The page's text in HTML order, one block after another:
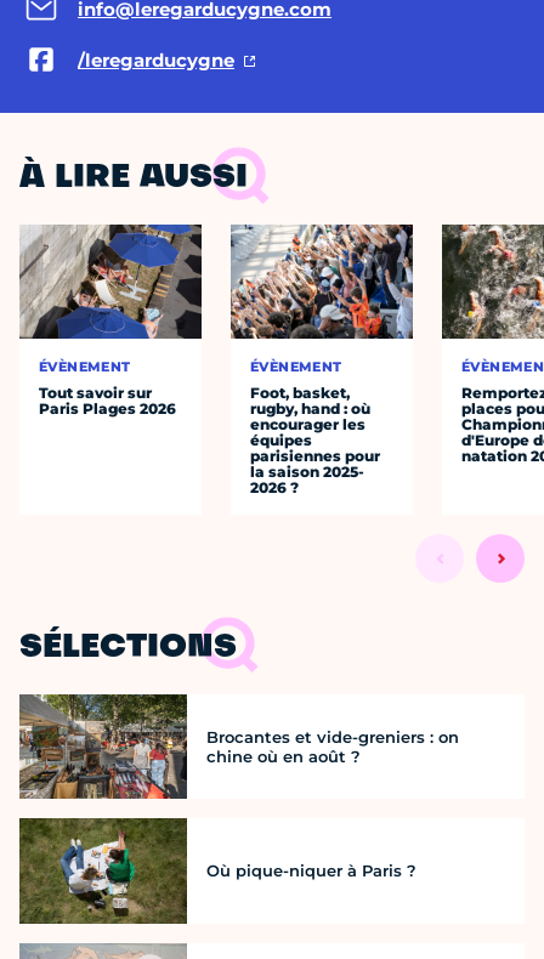
info@leregarducygne.com
/leregarducygne
À LIRE AUSSI
ÉVÈNEMENT
Tout savoir sur
Paris Plages 2026
ÉVÈNEMENT
Foot, basket,
rugby, hand : où
encourager les
équipes
parisiennes pour
la saison 2025-
2026 ?
places
d'Europe
natation
SÉLECTIONS
Brocantes et vide-greniers : on
chine où en août ?
Où pique-niquer à Paris ?